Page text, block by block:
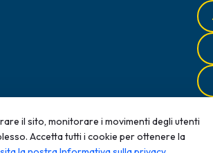
autorizzazione scritta è
il sito, monitorare i movimenti degli utenti
Accetta tutti i cookie per ottenere la